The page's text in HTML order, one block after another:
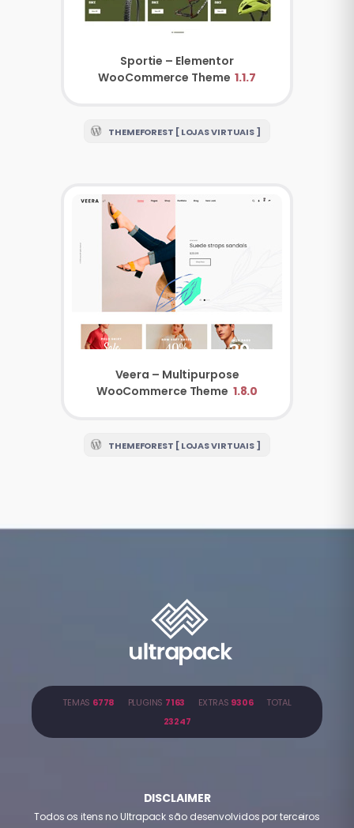
Sportie – Elementor
WooCommerce Theme 1.1.7
THEMEFOREST [ LOJAS VIRTUAIS ]
Veera – Multipurpose
WooCommerce Theme 1.8.0
THEMEFOREST [ LOJAS VIRTUAIS ]
TEMAS 6778 PLUGINS 7163 EXTRAS 9306TOTAL
23247
DISCLAIMER
Todos os itens no Ultrapack são desenvolvidos por terceiros